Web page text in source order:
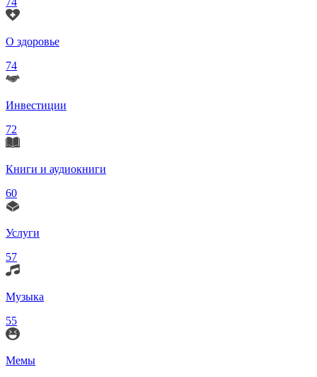
О здоровье
74
Инвестиции
72
Книги и аудиокниги
60
Услуги
57
Музыка
55
Мемы